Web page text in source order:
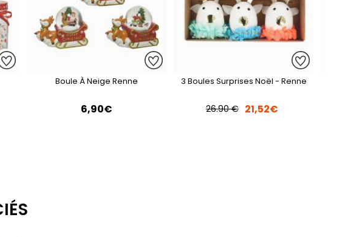
Boule À Neige Renne
6,90€
3 Boules Surprises Noël - Renne
26.90 € 21,52€